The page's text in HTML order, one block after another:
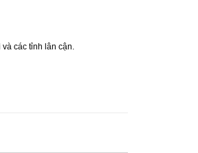
các tỉnh lân cận.